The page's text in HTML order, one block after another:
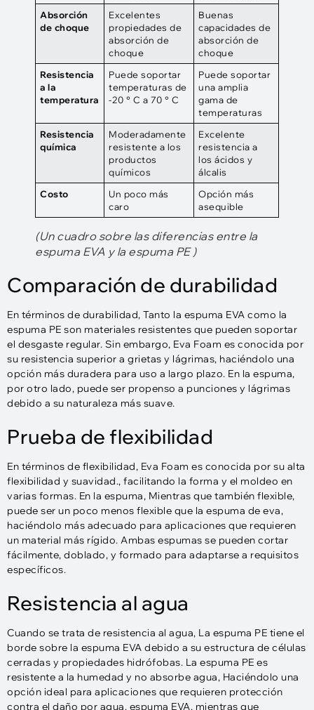
Absorción
de choque
Excelentes
propiedades de
absorción de
choque
Buenas
capacidades de
absorción de
choque
Resistencia
a la
temperatura
Puede soportar
temperaturas de
-20 ° C a 70 ° C
Puede soportar
una amplia
gama de
temperaturas
Resistencia
química
Moderadamente
resistente a los
productos
químicos
Excelente
resistencia a
los ácidos y
álcalis
Costo
Un poco más
caro
Opción más
asequible
(Un cuadro sobre las diferencias entre la
espuma EVA y la espuma PE )
Comparación de durabilidad
En términos de durabilidad, Tanto la espuma EVA como la
espuma PE son materiales resistentes que pueden soportar
el desgaste regular. Sin embargo, Eva Foam es conocida por
su resistencia superior a grietas y lágrimas, haciéndolo una
opción más duradera para uso a largo plazo. En la espuma,
por otro lado, puede ser propenso a punciones y lágrimas
debido a su naturaleza más suave.
Prueba de flexibilidad
En términos de flexibilidad, Eva Foam es conocida por su alta
flexibilidad y suavidad., facilitando la forma y el moldeo en
varias formas. En la espuma, Mientras que también flexible,
puede ser un poco menos flexible que la espuma de eva,
haciéndolo más adecuado para aplicaciones que requieren
un material más rígido. Ambas espumas se pueden cortar
fácilmente, doblado, y formado para adaptarse a requisitos
específicos.
Resistencia al agua
Cuando se trata de resistencia al agua, La espuma PE tiene el
borde sobre la espuma EVA debido a su estructura de células
cerradas y propiedades hidrófobas. La espuma PE es
resistente a la humedad y no absorbe agua, Haciéndolo una
opción ideal para aplicaciones que requieren protección
contra el daño por agua. espuma EVA, mientras que